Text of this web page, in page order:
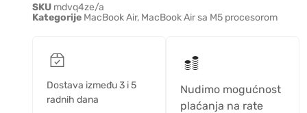
SKU mdvq4ze/a
Kategorije MacBook Air, MacBook Air sa M5 procesorom
Dostava između 3 i 5
radnih dana
Nudimo mogućnost
plaćanja na rate